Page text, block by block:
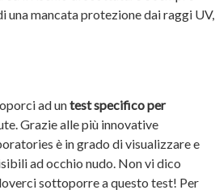
una mancata protezione dai raggi UV,
ad untest specifico per
Grazie alle più innovative
è in grado di visualizzare e
ad occhio nudo. Non vi dico
sottoporre a questo test! Per